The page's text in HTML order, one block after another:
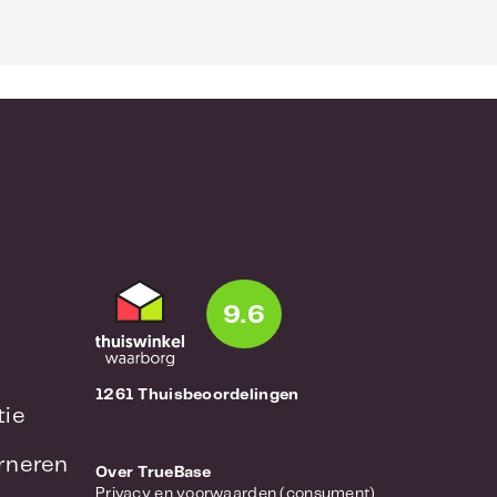
9.6
1261 Thuisbeoordelingen
Over TrueBase
Privacy en voorwaarden (consument)